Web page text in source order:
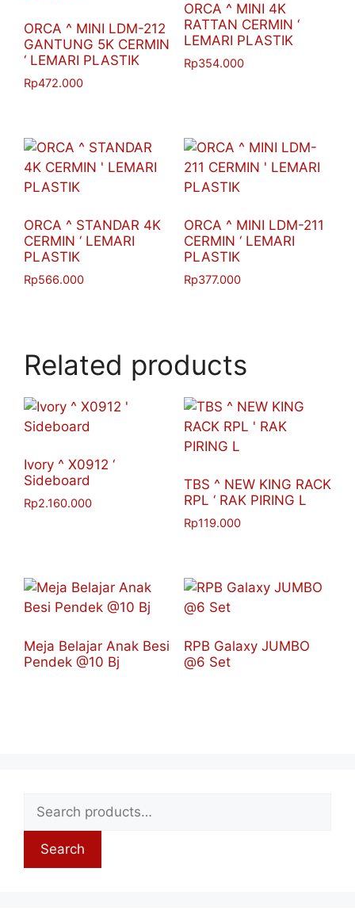
ORCA ^ MINI LDM-212
GANTUNG 5K CERMIN
‘ LEMARI PLASTIK
Rp472.000
ORCA ^ MINI 4K
RATTAN CERMIN ‘
LEMARI PLASTIK
Rp354.000
ORCA ^ STANDAR 4K
CERMIN ‘ LEMARI
PLASTIK
Rp566.000
ORCA ^ MINI LDM-211
CERMIN ‘ LEMARI
PLASTIK
Rp377.000
Related products
Ivory ^ X0912 ‘
Sideboard
Rp2.160.000
TBS ^ NEW KING RACK
RPL ‘ RAK PIRING L
Rp119.000
Meja Belajar Anak Besi
Pendek @10 Bj
RPB Galaxy JUMBO
@6 Set
Search